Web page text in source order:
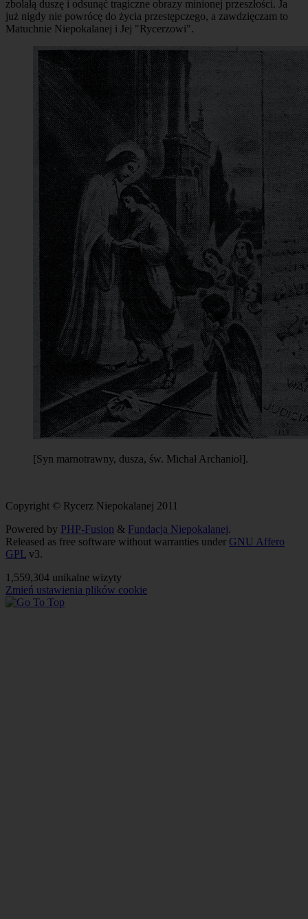
zbolałą duszę i odsunąć tragiczne obrazy minionej przeszłości. Ja
już nigdy nie powrócę do życia przestępczego, a zawdzięczam to
Matuchnie Niepokalanej i Jej "Rycerzowi".
[Syn marnotrawny, dusza, św. Michał Archanioł].
Copyright © Rycerz Niepokalanej 2011
Powered by PHP-Fusion & Fundacja Niepokalanej.
Released as free software without warranties under GNU Affero
GPL v3.
1,559,304 unikalne wizyty
Zmień ustawienia plików cookie